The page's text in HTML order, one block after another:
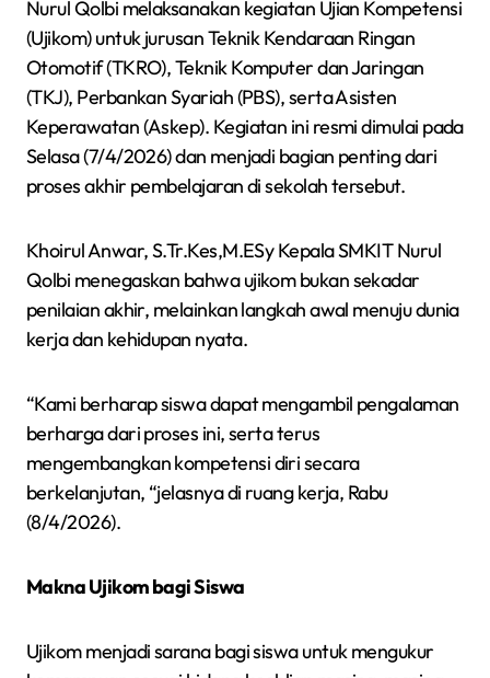
Nurul Qolbi melaksanakan kegiatan Ujian Kompetensi
(Ujikom) untuk jurusan Teknik Kendaraan Ringan
Otomotif (TKRO), Teknik Komputer dan Jaringan
(TKJ), Perbankan Syariah (PBS), serta Asisten
Keperawatan (Askep). Kegiatan ini resmi dimulai pada
Selasa (7/4/2026) dan menjadi bagian penting dari
proses akhir pembelajaran di sekolah tersebut.
Khoirul Anwar, S.Tr.Kes,M.ESy Kepala SMKIT Nurul
Qolbi menegaskan bahwa ujikom bukan sekadar
penilaian akhir, melainkan langkah awal menuju dunia
kerja dan kehidupan nyata.
“Kami berharap siswa dapat mengambil pengalaman
berharga dari proses ini, serta terus
mengembangkan kompetensi diri secara
berkelanjutan, “jelasnya di ruang kerja, Rabu
(8/4/2026).
Makna Ujikom bagi Siswa
Ujikom menjadi sarana bagi siswa untuk mengukur